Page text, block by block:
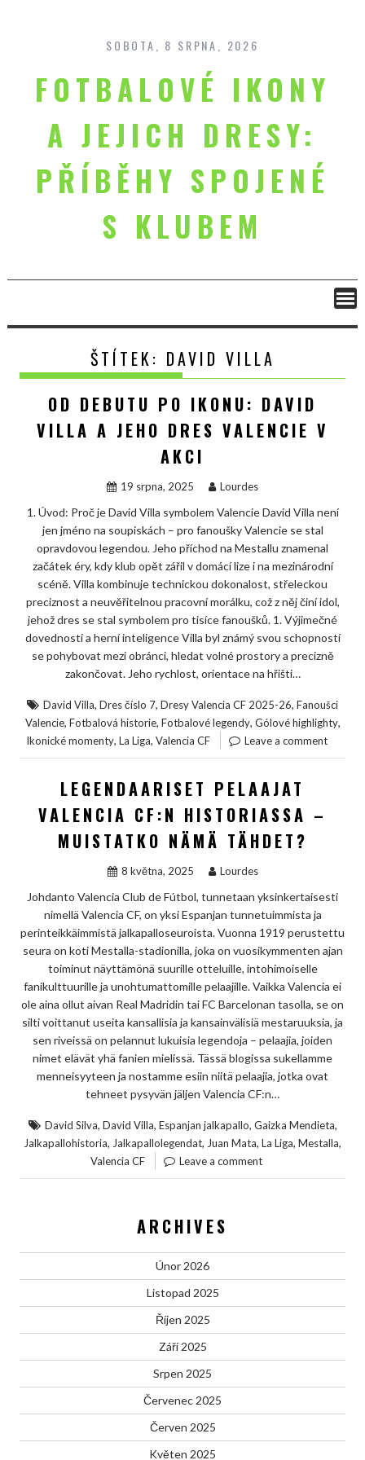
content
SOBOTA, 8 SRPNA, 2026
FOTBALOVÉ IKONY
A JEJICH DRESY:
PŘÍBĚHY SPOJENÉ
S KLUBEM
ŠTÍTEK: DAVID VILLA
OD DEBUTU PO IKONU: DAVID
VILLA A JEHO DRES VALENCIE V
AKCI
19 srpna, 2025 Lourdes
1. Úvod: Proč je David Villa symbolem Valencie David Villa není
jen jméno na soupiskách – pro fanoušky Valencie se stal
opravdovou legendou. Jeho příchod na Mestallu znamenal
začátek éry, kdy klub opět zářil v domácí lize i na mezinárodní
scéně. Villa kombinuje technickou dokonalost, střeleckou
preciznost a neuvěřitelnou pracovní morálku, což z něj činí idol,
jehož dres se stal symbolem pro tisíce fanoušků. 1. Výjimečné
dovednosti a herní inteligence Villa byl známý svou schopností
se pohybovat mezi obránci, hledat volné prostory a precizně
zakončovat. Jeho rychlost, orientace na hřišti…
David Villa, Dres číslo 7, Dresy Valencia CF 2025-26, Fanoušci
Valencie, Fotbalová historie, Fotbalové legendy, Gólové highlighty,
Ikonické momenty, La Liga, Valencia CF Leave a comment
LEGENDAARISET PELAAJAT
VALENCIA CF:N HISTORIASSA –
MUISTATKO NÄMÄ TÄHDET?
8 května, 2025 Lourdes
Johdanto Valencia Club de Fútbol, tunnetaan yksinkertaisesti
nimellä Valencia CF, on yksi Espanjan tunnetuimmista ja
perinteikkäimmistä jalkapalloseuroista. Vuonna 1919 perustettu
seura on koti Mestalla-stadionilla, joka on vuosikymmenten ajan
toiminut näyttämönä suurille otteluille, intohimoiselle
fanikulttuurille ja unohtumattomille pelaajille. Vaikka Valencia ei
ole aina ollut aivan Real Madridin tai FC Barcelonan tasolla, se on
silti voittanut useita kansallisia ja kansainvälisiä mestaruuksia, ja
sen riveissä on pelannut lukuisia legendoja – pelaajia, joiden
nimet elävät yhä fanien mielissä. Tässä blogissa sukellamme
menneisyyteen ja nostamme esiin niitä pelaajia, jotka ovat
tehneet pysyvän jäljen Valencia CF:n…
David Silva, David Villa, Espanjan jalkapallo, Gaizka Mendieta,
Jalkapallohistoria, Jalkapallolegendat, Juan Mata, La Liga, Mestalla,
Valencia CF Leave a comment
ARCHIVES
Únor 2026
Listopad 2025
Říjen 2025
Září 2025
Srpen 2025
Červenec 2025
Červen 2025
Květen 2025